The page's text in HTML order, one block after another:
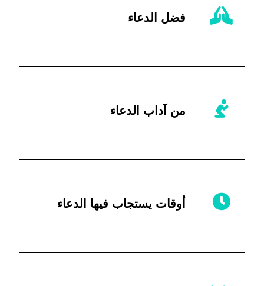
فضل الدعاء
من آداب الدعاء
أوقات يستجاب فيها الدعاء